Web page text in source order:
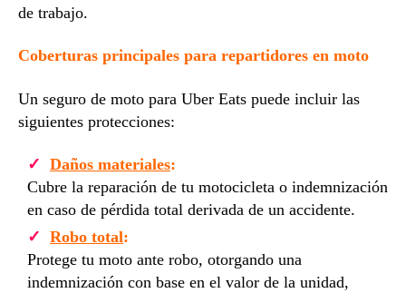
de trabajo.
Coberturas principales para repartidores en moto
Un seguro de moto para Uber Eats puede incluir las
siguientes protecciones:
Daños materiales:
Cubre la reparación de tu motocicleta o indemnización
en caso de pérdida total derivada de un accidente.
Robo total:
Protege tu moto ante robo, otorgando una
indemnización con base en el valor de la unidad,